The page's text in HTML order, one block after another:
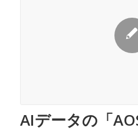
AIデータの「